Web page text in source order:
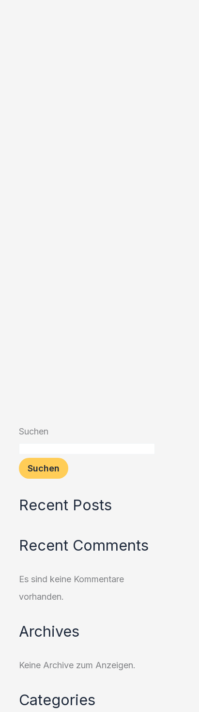
Suchen
Suchen
Recent Posts
Recent Comments
Es sind keine Kommentare
vorhanden.
Archives
Keine Archive zum Anzeigen.
Categories